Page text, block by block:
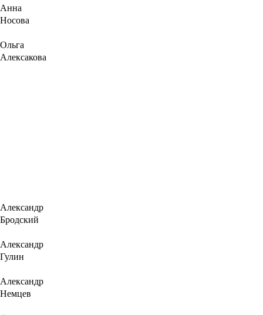
Анна
Носова
Ольга
Алексакова
Александр
Бродский
Александр
Гулин
Александр
Немцев